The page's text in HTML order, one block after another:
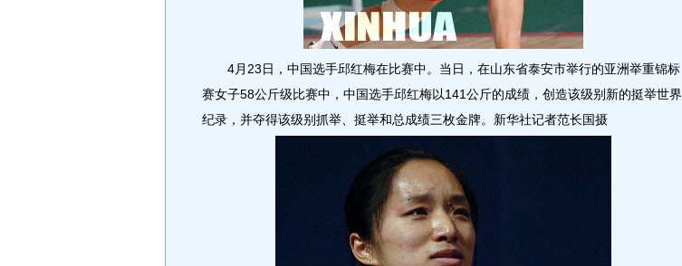
4月23日，中国选手邱红梅在比赛中。当日，在山东省泰安市举行的亚洲举重锦标
赛女子58公斤级比赛中，中国选手邱红梅以141公斤的成绩，创造该级别新的挺举世界
纪录，并夺得该级别抓举、挺举和总成绩三枚金牌。新华社记者范长国摄